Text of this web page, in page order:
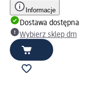
Informacje
Dostawa dostępna
Wybierz sklep dm